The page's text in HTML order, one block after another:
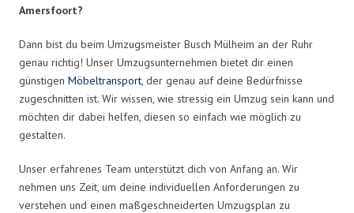
Amersfoort?
Dann bist du beim Umzugsmeister Busch Mülheim an der Ruhr
genau richtig! Unser Umzugsunternehmen bietet dir einen
günstigen Möbeltransport, der genau auf deine Bedürfnisse
zugeschnitten ist. Wir wissen, wie stressig ein Umzug sein kann und
möchten dir dabei helfen, diesen so einfach wie möglich zu
gestalten.
Unser erfahrenes Team unterstützt dich von Anfang an. Wir
nehmen uns Zeit, um deine individuellen Anforderungen zu
verstehen und einen maßgeschneiderten Umzugsplan zu